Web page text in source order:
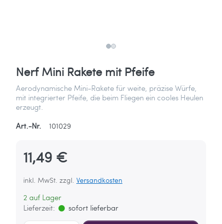
Nerf Mini Rakete mit Pfeife
Aerodynamische Mini-Rakete für weite, präzise Würfe,
mit integrierter Pfeife, die beim Fliegen ein cooles Heulen
erzeugt.
Art.-Nr.
101029
11,49 €
inkl. MwSt. zzgl. Versandkosten
2 auf Lager
Lieferzeit:
sofort lieferbar